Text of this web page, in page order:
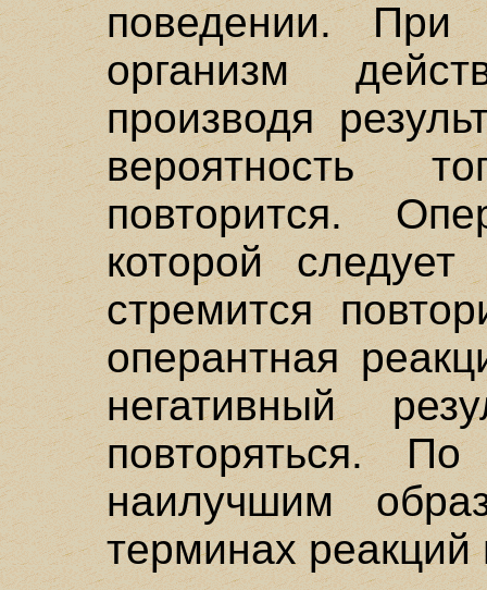
поведении. При
организм
производя
вероятность
повторится.
которой следует
стремится
оперантная
негативный
повторяться.
наилучшим
терминах